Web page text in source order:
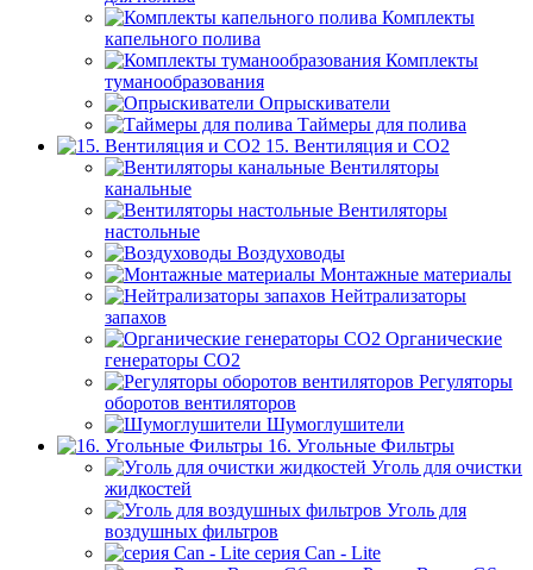
Комплекты
капельного полива
Комплекты
туманообразования
Опрыскиватели
Таймеры для полива
15. Вентиляция и CO2
Вентиляторы
канальные
Вентиляторы
настольные
Воздуховоды
Монтажные материалы
Нейтрализаторы
запахов
Органические
генераторы СО2
Регуляторы
оборотов вентиляторов
Шумоглушители
16. Угольные Фильтры
Уголь для очистки
жидкостей
Уголь для
воздушных фильтров
серия Can - Lite